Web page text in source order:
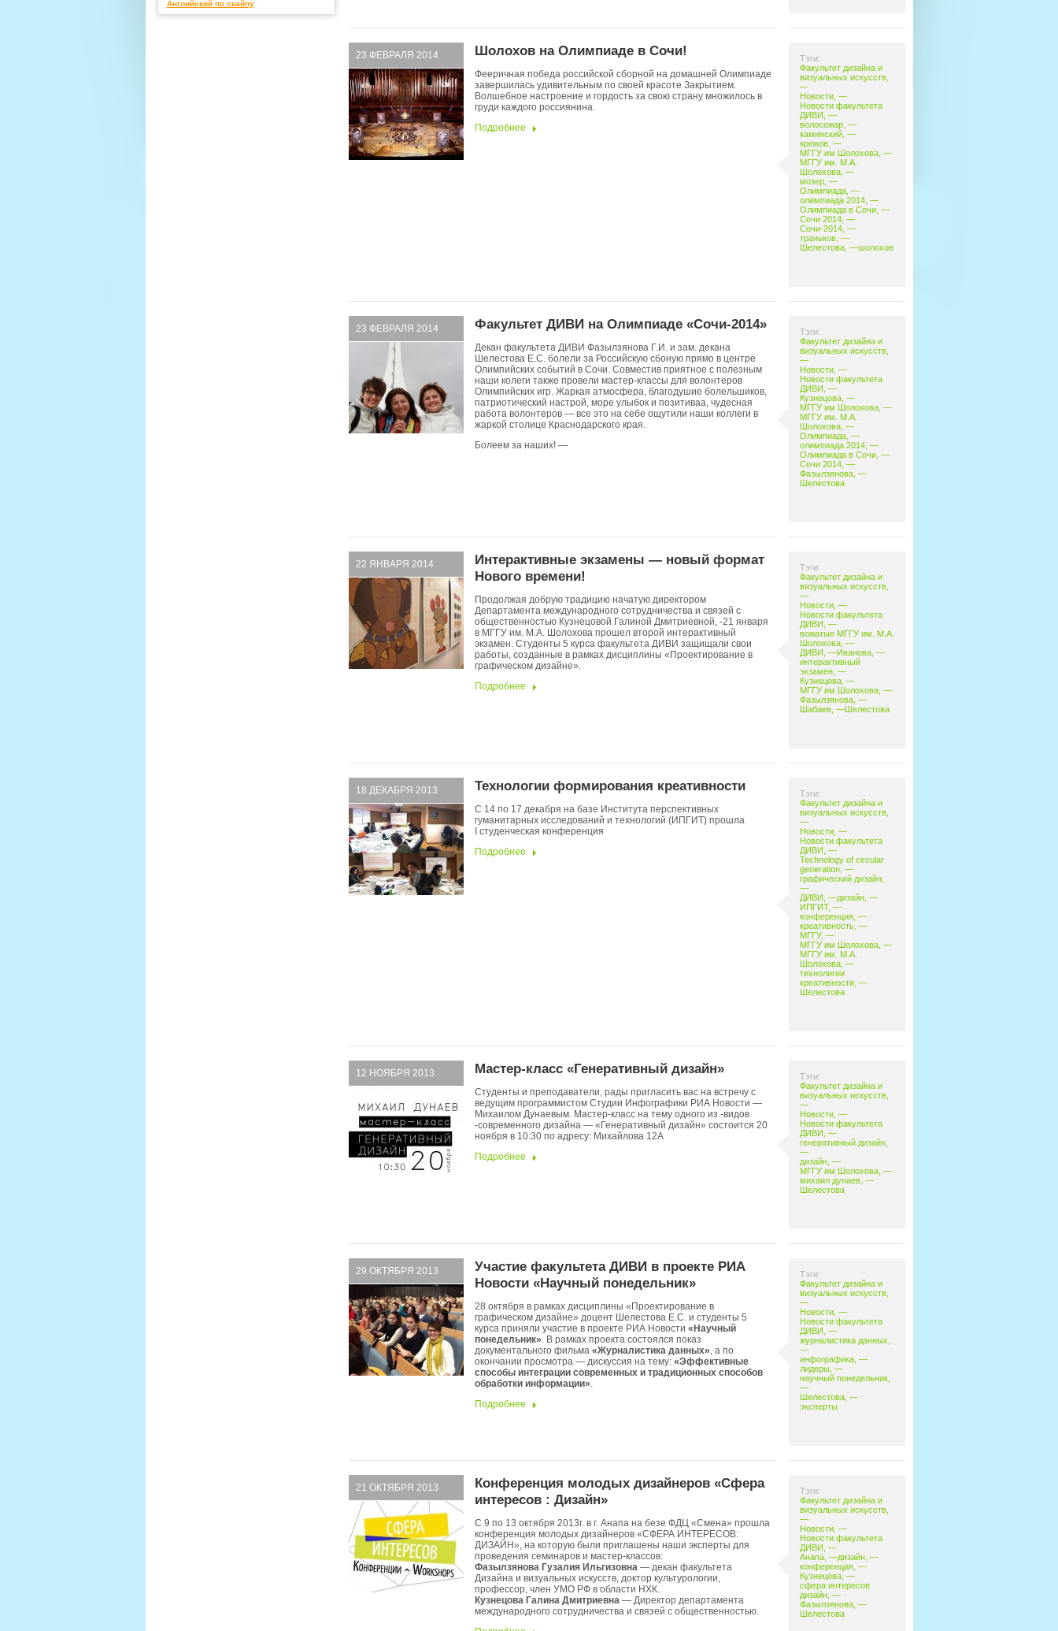
Английский по скайпу
Тэги:
Факультет дизайна и
визуальных искусств,
—
Новости, —
Новости факультета
ДИВИ , —
волосожар, —
каминский, —
крюков, —
МГГУ им Шолохова, —
МГГУ им. М.А.
Шолохова, —
мозер, —
Олимпиада, —
олимпиада 2014, —
Олимпиада в Сочи, —
Сочи 2014, —
Сочи-2014, —
траньков, —
Шелестова, —шолохов
23 ФЕВРАЛЯ 2014 Шолохов на Олимпиаде в Сочи!
Фееричная победа российской сборной на домашней Олимпиаде
завершилась удивительным по своей красоте Закрытием.
Волшебное настроение и гордость за свою страну множилось в
груди каждого россиянина.
Подробнее
Тэги:
Факультет дизайна и
визуальных искусств,
—
Новости, —
Новости факультета
ДИВИ , —
Кузнецова, —
МГГУ им Шолохова, —
МГГУ им. М.А.
Шолохова, —
Олимпиада, —
олимпиада 2014, —
Олимпиада в Сочи, —
Сочи 2014, —
Фазылзянова, —
Шелестова
23 ФЕВРАЛЯ 2014 Факультет ДИВИ на Олимпиаде «Сочи-2014»
Декан факультета ДИВИ Фазылзянова Г.И. и зам. декана
Шелестова Е.С. болели за Российскую сбоную прямо в центре
Олимпийских событий в Сочи. Совместив приятное с полезным
наши колеги также провели мастер-классы для волонтеров
Олимпийских игр. Жаркая атмосфера, благодушие болельшиков,
патриотический настрой, море улыбок и позитиваа, чудесная
работа волонтеров — все это на себе ощутили наши коллеги в
жаркой столице Краснодарского края.
Болеем за наших! —
Тэги:
Факультет дизайна и
визуальных искусств,
—
Новости, —
Новости факультета
ДИВИ , —
вожатые МГГУ им. М.А.
Шолохова, —
ДИВИ , —Иванова, —
интерактивный
экзамен, —
Кузнецова, —
МГГУ им Шолохова, —
Фазылзянова, —
Шабаев, —Шелестова
22 ЯНВАРЯ 2014
Интерактивные экзамены — новый формат
Нового времени!
Продолжая добрую традицию начатую директором
Департамента международного сотрудничества и связей с
общественностью Кузнецовой Галиной Дмитриевной, -21 января
в МГГУ им. М.А. Шолохова прошел второй интерактивный
экзамен. Студенты 5 курса факультета ДИВИ защищали свои
работы, созданные в рамках дисциплины «Проектирование в
графическом дизайне».
Подробнее
Тэги:
Факультет дизайна и
визуальных искусств,
—
Новости, —
Новости факультета
ДИВИ , —
Technology of circular
generation, —
графический дизайн,
—
ДИВИ , —дизайн, —
ИПГИТ, —
конференция, —
креативность, —
МГГУ, —
МГГУ им Шолохова, —
МГГУ им. М.А.
Шолохова, —
технолигии
креативности, —
Шелестова
18 ДЕКАБРЯ 2013 Технологии формирования креативности
С 14 по 17 декабря на базе Института перспективных
гуманитарных исследований и технологий (ИПГИТ) прошла
I студенческая конференция
Подробнее
Тэги:
Факультет дизайна и
визуальных искусств,
—
Новости, —
Новости факультета
ДИВИ , —
генеративный дизайн,
—
дизайн, —
МГГУ им Шолохова, —
михаил дунаев, —
Шелестова
12 НОЯБРЯ 2013 Мастер-класс «Генеративный дизайн»
Студенты и преподаватели, рады пригласить вас на встречу с
ведущим программистом Студии Инфографики РИА Новости —
Михаилом Дунаевым. Мастер-класс на тему одного из -видов
-современного дизайна — «Генеративный дизайн» состоится 20
ноября в 10:30 по адресу: Михайлова 12А
Подробнее
Тэги:
Факультет дизайна и
визуальных искусств,
—
Новости, —
Новости факультета
ДИВИ , —
журналистика данных
—
инфографика, —
лидеры, —
научный понедельник,
—
Шелестова, —
эксперты
29 ОКТЯБРЯ 2013
Участие факультета ДИВИ в проекте РИА
Новости «Научный понедельник»
28 октября в рамках дисциплины «Проектирование в
графическом дизайне» доцент Шелестова Е.С. и студенты 5
курса приняли участие в проекте РИА Новости «Научный
понедельник». В рамках проекта состоялся показ
документального фильма «Журналистика данных», а по
окончании просмотра — дискуссия на тему:«Эффективные
способы интеграции современных и традиционных способов
обработки информации».
Подробнее
Тэги:
Факультет дизайна и
визуальных искусств,
—
Новости, —
Новости факультета
ДИВИ , —
Анапа, —дизайн, —
конференция, —
Кузнецова, —
сфера интересов
дизайн, —
Фазылзянова, —
Шелестова
21 ОКТЯБРЯ 2013
Конференция молодых дизайнеров «Сфера
интересов : Дизайн»
С 9 по 13 октября 2013г. в г. Анапа на безе ФДЦ «Смена» прошла
конференция молодых дизайнеров «СФЕРА ИНТЕРЕСОВ:
ДИЗАЙН», на которую были приглашены наши эксперты для
проведения семинаров и мастер-классов:
Фазылзянова Гузалия Ильгизовна— декан факультета
Дизайна и визуальных искусств, доктор культурологии,
профессор, член УМО РФ в области НХК.
Кузнецова Галина Дмитриевна— Директор департамента
международного сотрудничества и связей с общественностью.